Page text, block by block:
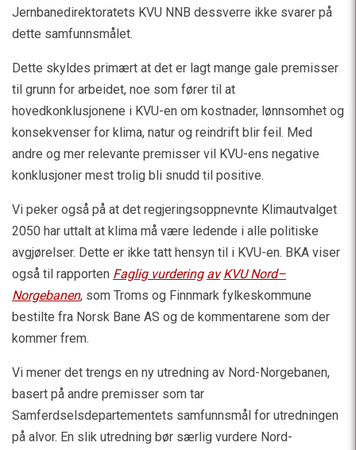
Jernbanedirektoratets KVU NNB dessverre ikke svarer på
dette samfunnsmålet.
Dette skyldes primært at det er lagt mange gale premisser
til grunn for arbeidet, noe som fører til at
hovedkonklusjonene i KVU-en om kostnader, lønnsomhet og
konsekvenser for klima, natur og reindrift blir feil. Med
andre og mer relevante premisser vil KVU-ens negative
konklusjoner mest trolig bli snudd til positive.
Vi peker også på at det regjeringsoppnevnte Klimautvalget
2050 har uttalt at klima må være ledende i alle politiske
avgjørelser. Dette er ikke tatt hensyn til i KVU-en. BKA viser
også til rapporten Faglig vurdering av KVU Nord–
Norgebanen, som Troms og Finnmark fylkeskommune
bestilte fra Norsk Bane AS og de kommentarene som der
kommer frem.
Vi mener det trengs en ny utredning av Nord-Norgebanen,
basert på andre premisser som tar
Samferdselsdepartementets samfunnsmål for utredningen
på alvor. En slik utredning bør særlig vurdere Nord-